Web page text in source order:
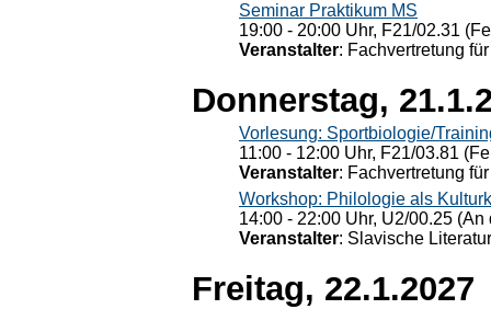
Seminar Praktikum MS
19:00 - 20:00 Uhr, F21/02.31
Veranstalter: Fachvertretung
Donnerstag,
Vorlesung: Sportbiologie/
11:00 - 12:00 Uhr, F21/03.81
Veranstalter: Fachvertretung
Workshop: Philologie als
14:00 - 22:00 Uhr, U2/00.25
Veranstalter: Slavische
Freitag, 22.1.2027